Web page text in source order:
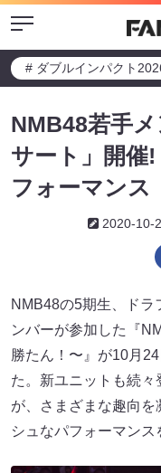
Menu
# ダブルインパクト
NMB48若手
サート」開催
フォーマンス
2020-10-
NMB48の5期生、ドラ
ンバーが参加した『
勝たん！〜』が10月
た。新ユニットも続
が、さまざまな趣向
シュなパフォーマンス